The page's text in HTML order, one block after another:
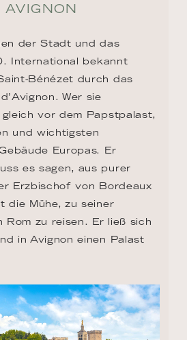
der Stadt und das
International bekannt
Bénézet durch das
Wer sie
vor dem Papstpalast,
und wichtigsten
Europas. Er
es sagen, aus purer
Erzbischof von Bordeaux
die Mühe, zu seiner
Rom zu reisen. Er ließ sich
in Avignon einen Palast